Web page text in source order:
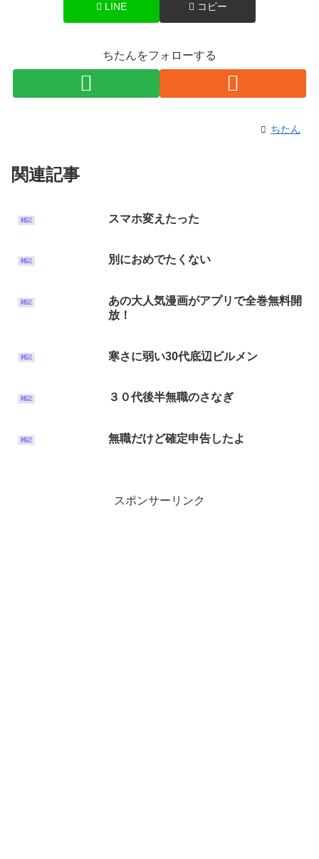
LINE コピー
ちたんをフォローする
ちたん
関連記事
雑記 スマホ変えたった
雑記 別におめでたくない
雑記
あの大人気漫画がアプリで全巻無料開
放！
雑記 寒さに弱い30代底辺ビルメン
雑記 ３０代後半無職のさなぎ
雑記 無職だけど確定申告したよ
スポンサーリンク